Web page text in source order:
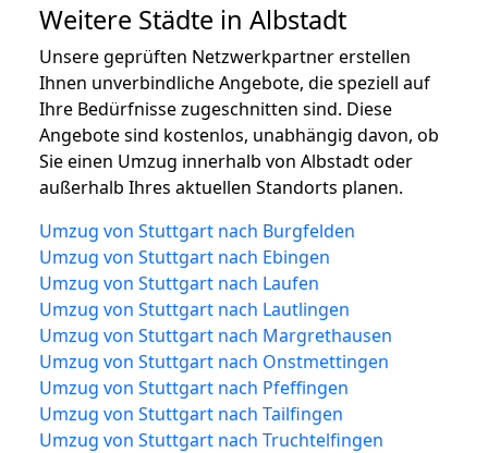
Weitere Städte in Albstadt
Unsere geprüften Netzwerkpartner erstellen
Ihnen unverbindliche Angebote, die speziell auf
Ihre Bedürfnisse zugeschnitten sind. Diese
Angebote sind kostenlos, unabhängig davon, ob
Sie einen Umzug innerhalb von Albstadt oder
außerhalb Ihres aktuellen Standorts planen.
Umzug von Stuttgart nach Burgfelden
Umzug von Stuttgart nach Ebingen
Umzug von Stuttgart nach Laufen
Umzug von Stuttgart nach Lautlingen
Umzug von Stuttgart nach Margrethausen
Umzug von Stuttgart nach Onstmettingen
Umzug von Stuttgart nach Pfeffingen
Umzug von Stuttgart nach Tailfingen
Umzug von Stuttgart nach Truchtelfingen